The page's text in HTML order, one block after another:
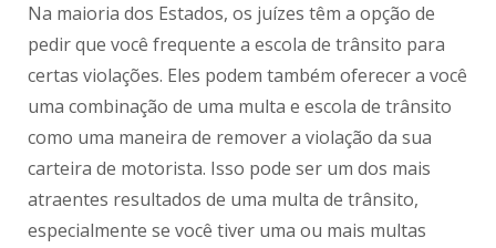
Na maioria dos Estados, os juízes têm a opção de
pedir que você frequente a escola de trânsito para
certas violações. Eles podem também oferecer a você
uma combinação de uma multa e escola de trânsito
como uma maneira de remover a violação da sua
carteira de motorista. Isso pode ser um dos mais
atraentes resultados de uma multa de trânsito,
especialmente se você tiver uma ou mais multas